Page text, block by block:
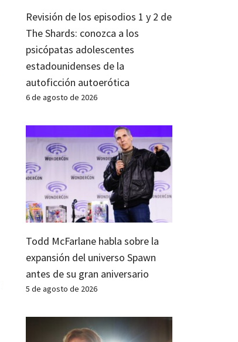
Revisión de los episodios 1 y 2 de
The Shards: conozca a los
psicópatas adolescentes
estadounidenses de la
autoficción autoerótica
6 de agosto de 2026
Todd McFarlane habla sobre la
expansión del universo Spawn
antes de su gran aniversario
5 de agosto de 2026